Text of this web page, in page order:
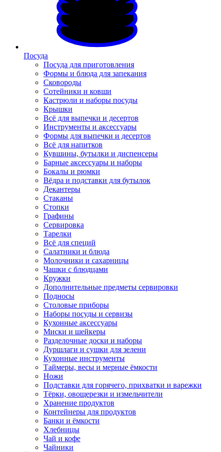
Посуда
Посуда для приготовления
Формы и блюда для запекания
Сковороды
Сотейники и ковши
Кастрюли и наборы посуды
Крышки
Всё для выпечки и десертов
Инструменты и аксессуары
Формы для выпечки и десертов
Всё для напитков
Кувшины, бутылки и диспенсеры
Барные аксессуары и наборы
Бокалы и рюмки
Вёдра и подставки для бутылок
Декантеры
Стаканы
Стопки
Графины
Сервировка
Тарелки
Всё для специй
Салатники и блюда
Молочники и сахарницы
Чашки с блюдцами
Кружки
Дополнительные предметы сервировки
Подносы
Столовые приборы
Наборы посуды и сервизы
Кухонные аксессуары
Миски и шейкеры
Разделочные доски и наборы
Дуршлаги и сушки для зелени
Кухонные инструменты
Таймеры, весы и мерные ёмкости
Ножи
Подставки для горячего, прихватки и варежки
Тёрки, овощерезки и измельчители
Хранение продуктов
Контейнеры для продуктов
Банки и ёмкости
Хлебницы
Чай и кофе
Чайники